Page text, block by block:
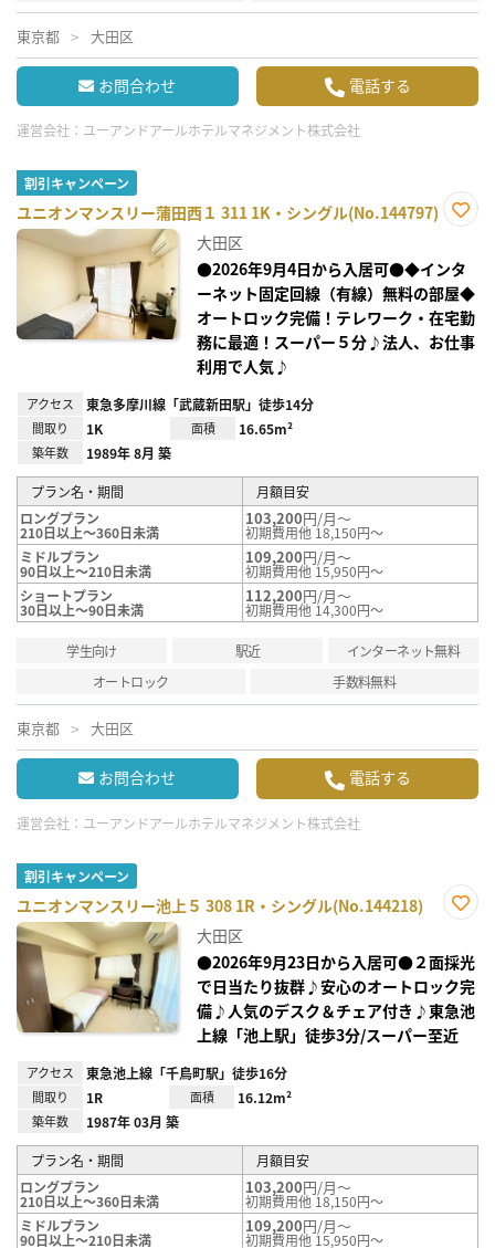
東京都 大田区
お問合わせ 電話する
運営会社： ユーアンドアールホテルマネジメント株式会社
割引キャンペーン
ユニオンマンスリー蒲田西１ 311 1K・シングル(No.144797)
り登
録
大田区
●2026年9月4日から入居可●◆インタ
ーネット固定回線（有線）無料の部屋◆
オートロック完備！テレワーク・在宅勤
務に最適！スーパー５分♪法人、お仕事
利用で人気♪
アクセス 東急多摩川線「武蔵新田駅」徒歩14分
間取り 1K 面積 16.65m²
築年数 1989年 8月 築
プラン名・期間
月額目安
ロングプラン
210日以上～360日未満
103,200円/月～
初期費用他 18,150円～
ミドルプラン
90日以上～210日未満
109,200円/月～
初期費用他 15,950円～
ショートプラン
30日以上～90日未満
112,200円/月～
初期費用他 14,300円～
学生向け 駅近
インターネット無料
オートロック
手数料無料
東京都 大田区
お問合わせ 電話する
運営会社： ユーアンドアールホテルマネジメント株式会社
割引キャンペーン
ユニオンマンスリー池上５ 308 1R・シングル(No.144218)
り登
録
大田区
●2026年9月23日から入居可●２面採光
で日当たり抜群♪安心のオートロック完
備♪人気のデスク＆チェア付き♪東急池
上線「池上駅」徒歩3分/スーパー至近
アクセス 東急池上線「千鳥町駅」徒歩16分
間取り 1R 面積 16.12m²
築年数 1987年 03月 築
プラン名・期間
月額目安
ロングプラン
210日以上～360日未満
103,200円/月～
初期費用他 18,150円～
ミドルプラン
90日以上～210日未満
109,200円/月～
初期費用他 15,950円～